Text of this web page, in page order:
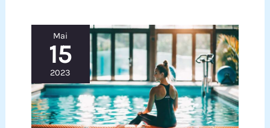
Mai
15
2023